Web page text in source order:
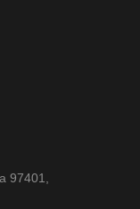
97401,